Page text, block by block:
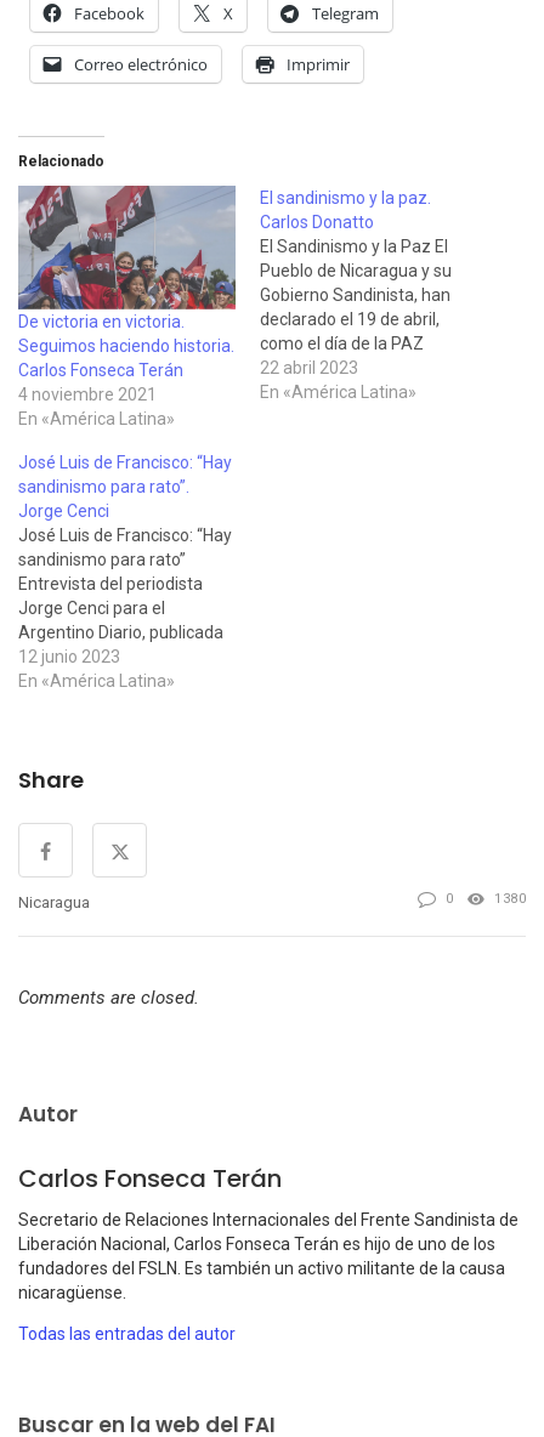
Facebook X Telegram
Correo electrónico Imprimir
Relacionado
De victoria en victoria.
Seguimos haciendo historia.
Carlos Fonseca Terán
4 noviembre 2021
En «América Latina»
El sandinismo y la paz.
Carlos Donatto
El Sandinismo y la Paz El
Pueblo de Nicaragua y su
Gobierno Sandinista, han
declarado el 19 de abril,
como el día de la PAZ
NICARAGUENSE. Carlos
Donatto*. La Paz, es una
22 abril 2023
En «América Latina»
José Luis de Francisco: “Hay
sandinismo para rato”.
Jorge Cenci
José Luis de Francisco: “Hay
sandinismo para rato”
Entrevista del periodista
Jorge Cenci para el
Argentino Diario, publicada
el 2 de junio de 2023, al
escritor José Luis de
realidad social y el gobierno
12 junio 2023
En «América Latina»
Share
Nicaragua 0 1380
Comments are closed.
Autor
Carlos Fonseca Terán
Secretario de Relaciones Internacionales del Frente Sandinista de
Liberación Nacional, Carlos Fonseca Terán es hijo de uno de los
fundadores del FSLN. Es también un activo militante de la causa
nicaragüense.
Todas las entradas del autor
Buscar en la web del FAI